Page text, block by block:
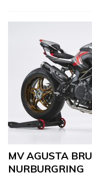
MV AGUSTA
NURBURGRING